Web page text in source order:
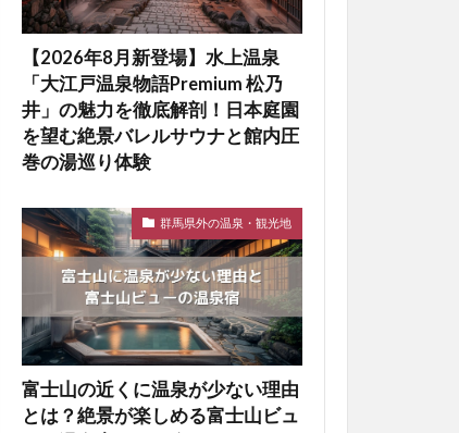
【2026年8月新登場】水上温泉
「大江戸温泉物語Premium 松乃
井」の魅力を徹底解剖！日本庭園
を望む絶景バレルサウナと館内圧
巻の湯巡り体験
群馬県外の温泉・観光地
富士山の近くに温泉が少ない理由
とは？絶景が楽しめる富士山ビュ